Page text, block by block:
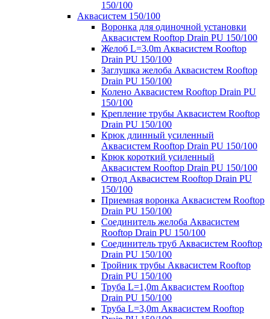
150/100
Аквасистем 150/100
Воронка для одиночной установки
Аквасистем Rooftop Drain PU 150/100
Желоб L=3.0m Аквасистем Rooftop
Drain PU 150/100
Заглушка желоба Аквасистем Rooftop
Drain PU 150/100
Колено Аквасистем Rooftop Drain PU
150/100
Крепление трубы Аквасистем Rooftop
Drain PU 150/100
Крюк длинный усиленный
Аквасистем Rooftop Drain PU 150/100
Крюк короткий усиленный
Аквасистем Rooftop Drain PU 150/100
Отвод Аквасистем Rooftop Drain PU
150/100
Приемная воронка Аквасистем Rooftop
Drain PU 150/100
Соединитель желоба Аквасистем
Rooftop Drain PU 150/100
Соединитель труб Аквасистем Rooftop
Drain PU 150/100
Тройник трубы Аквасистем Rooftop
Drain PU 150/100
Труба L=1,0m Аквасистем Rooftop
Drain PU 150/100
Труба L=3,0m Аквасистем Rooftop